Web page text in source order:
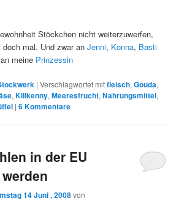
Stöckchen nicht weiterzuwerfen,
doch mal. Und zwar anJenni, Konna, Basti
meine Prinzessin
|Verschlagwortet mitfleisch,Gouda,
,Killkenny,Meeresfrucht,Nahrungsmittel,
|6Kommentare
in der EU
14 Juni , 2008von